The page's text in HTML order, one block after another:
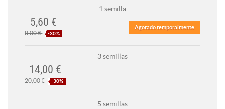
1 semilla
Agotado temporalmente
5,60 €
8,00 € -30%
3 semillas
14,00 €
20,00 € -30%
5 semillas